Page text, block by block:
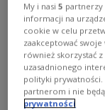
 17'09
Goście audycji „Z
dyrektor Biura
specjalista Biura,
Wieczorkiewicz
My i nasi5
informacji na
cookie w celu
zaakceptować
również skorzystać
uzasadnionego
polityki prywatności.
partnerom i nie będą
prywatności